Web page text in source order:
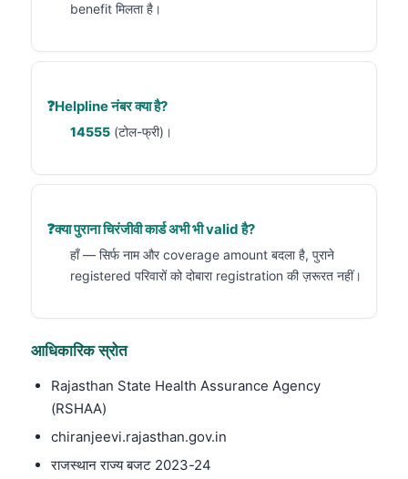
benefit मिलता है।
Helpline नंबर क्या है?
14555 (टोल-फ्री)।
क्या पुराना चिरंजीवी कार्ड अभी भी valid है?
हाँ — सिर्फ नाम और coverage amount बदला है, पुराने
registered परिवारों को दोबारा registration की ज़रूरत नहीं।
आधिकारिक स्रोत
Rajasthan State Health Assurance Agency
(RSHAA)
chiranjeevi.rajasthan.gov.in
राजस्थान राज्य बजट 2023-24